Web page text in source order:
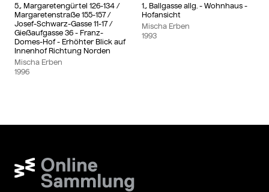
5., Margaretengürtel 126-134 /
Margaretenstraße 155-157 /
Josef-Schwarz-Gasse 11-17 /
Gießaufgasse 36 - Franz-
Domes-Hof - Erhöhter Blick auf
Innenhof Richtung Norden
Mischa Erben
1996
1., Ballgasse allg. - Wohnhaus -
Hofansicht
Mischa Erben
1993
Wien Museum Online Sammlung